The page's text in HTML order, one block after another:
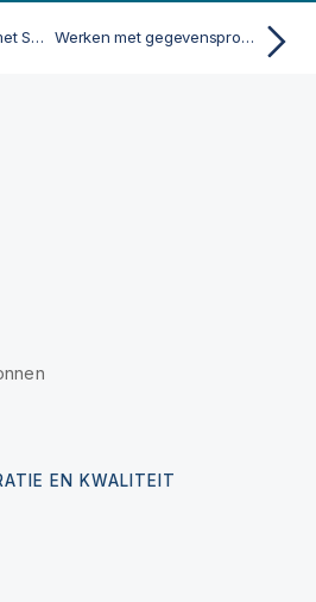
Problemen oplossen met SaaS-applicatieconnectors Werken met gegevensproducten
EN KWALITEIT